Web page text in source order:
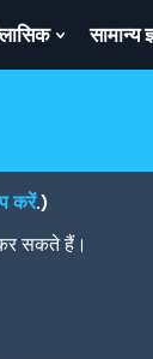
Show
Submenu
सामान्य
करें.)
सकते हैं।